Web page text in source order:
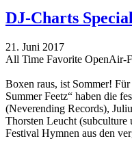
DJ-Charts
21. Juni 2017
All Time Favorite OpenAir-
Boxen raus, ist Sommer!
Summer Feetz“ haben die
(Neverending Records),
Thorsten Leucht
Festival Hymnen aus den